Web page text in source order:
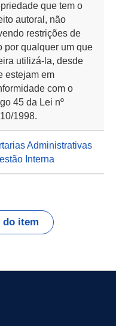
que tem o
autoral, não
restrições de
por qualquer um que
utilizá-la, desde
estejam em
com o
45 da Lei nº
1998.
Administrativas
Interna
item